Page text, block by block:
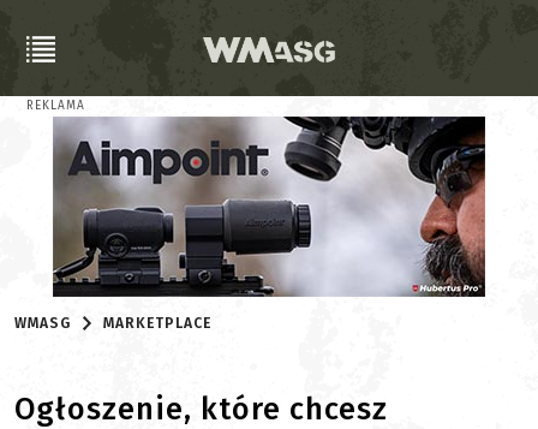
REKLAMA
WMASG MARKETPLACE
Ogłoszenie, które chcesz